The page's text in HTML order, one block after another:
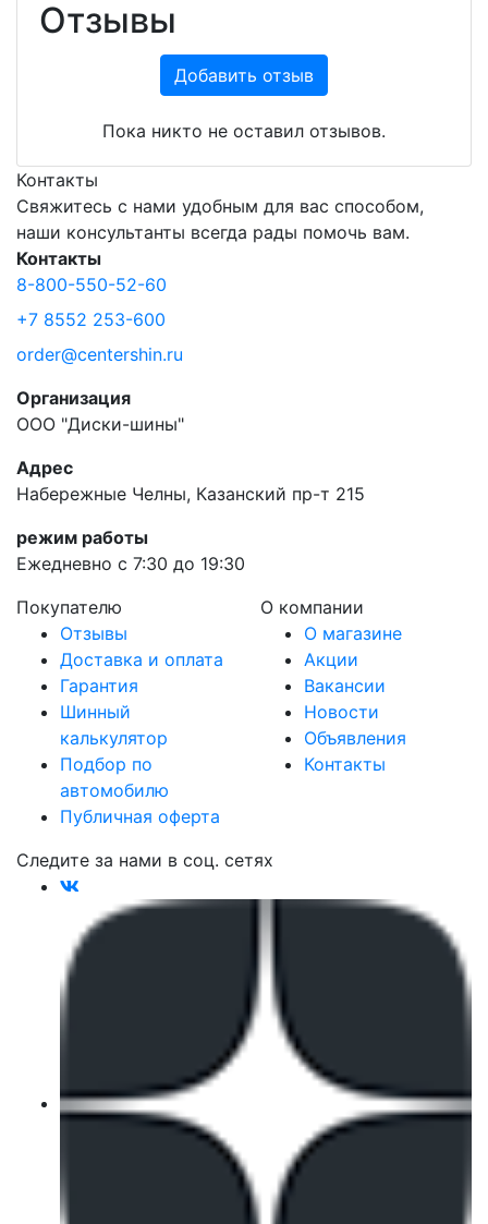
Отзывы
Добавить отзыв
Пока никто не оставил отзывов.
Контакты
Свяжитесь с нами удобным для вас способом,
наши консультанты всегда рады помочь вам.
Контакты
8-800-550-52-60
+7 8552 253-600
order@centershin.ru
Организация
ООО "Диски-шины"
Адрес
Набережные Челны, Казанский пр-т 215
режим работы
Ежедневно с 7:30 до 19:30
Покупателю
Отзывы
Доставка и оплата
Гарантия
Шинный
калькулятор
Подбор по
автомобилю
Публичная оферта
О компании
О магазине
Акции
Вакансии
Новости
Объявления
Контакты
Следите за нами в соц. сетях